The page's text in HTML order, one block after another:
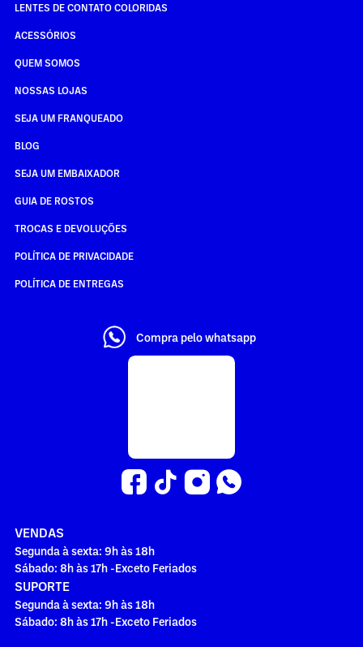
LENTES DE CONTATO COLORIDAS
ACESSÓRIOS
QUEM SOMOS
NOSSAS LOJAS
SEJA UM FRANQUEADO
BLOG
SEJA UM EMBAIXADOR
GUIA DE ROSTOS
TROCAS E DEVOLUÇÕES
POLÍTICA DE PRIVACIDADE
POLÍTICA DE ENTREGAS
Compra pelo whatsapp
VENDAS
Segunda à sexta: 9h às 18h
Sábado: 8h às 17h -Exceto Feriados
SUPORTE
Segunda à sexta: 9h às 18h
Sábado: 8h às 17h -Exceto Feriados